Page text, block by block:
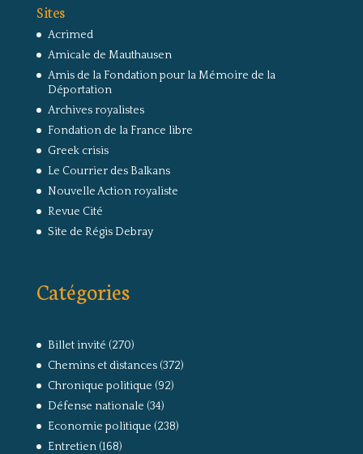
Sites
Acrimed
Amicale de Mauthausen
Amis de la Fondation pour la Mémoire de la
Déportation
Archives royalistes
Fondation de la France libre
Greek crisis
Le Courrier des Balkans
Nouvelle Action royaliste
Revue Cité
Site de Régis Debray
Catégories
Billet invité (270)
Chemins et distances(372)
Chronique politique (92)
Défense nationale (34)
Economie politique (238)
Entretien(168)